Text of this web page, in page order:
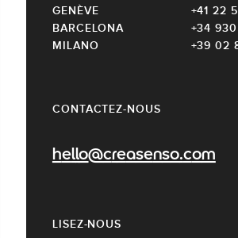
CONTACTEZ-NOUS
hello@creasenso.com
LISEZ-NOUS
GENÈVE
+41 22
BARCELONA
+34
MILANO
+39 02